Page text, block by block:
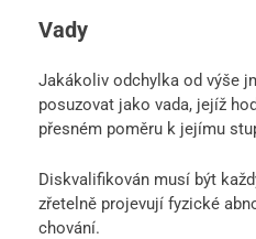
Vady
Jakákoliv odchylka od výše
posuzovat jako vada, jejíž
přesném poměru k jejímu
Diskvalifikován musí být
zřetelně projevují fyzické
chování.